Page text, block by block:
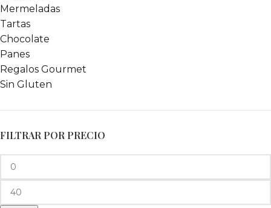
Mermeladas
Tartas
Chocolate
Panes
Regalos Gourmet
Sin Gluten
FILTRAR POR PRECIO